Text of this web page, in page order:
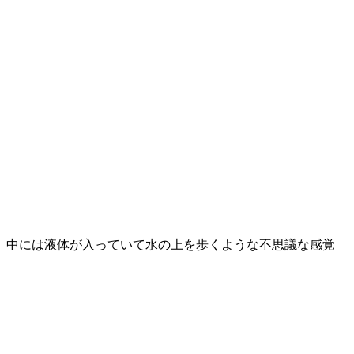
中には液体が入っていて水の上を歩くような不思議な感覚